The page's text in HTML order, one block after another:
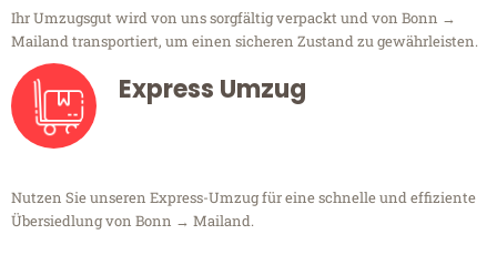
Ihr Umzugsgut wird von uns sorgfältig verpackt und von Bonn →
Mailand transportiert, um einen sicheren Zustand zu gewährleisten.
Express Umzug
Nutzen Sie unseren Express-Umzug für eine schnelle und effiziente
Übersiedlung von Bonn → Mailand.